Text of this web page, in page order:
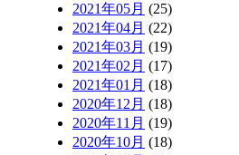
2021年05月 (25)
2021年04月 (22)
2021年03月 (19)
2021年02月 (17)
2021年01月 (18)
2020年12月 (18)
2020年11月 (19)
2020年10月 (18)